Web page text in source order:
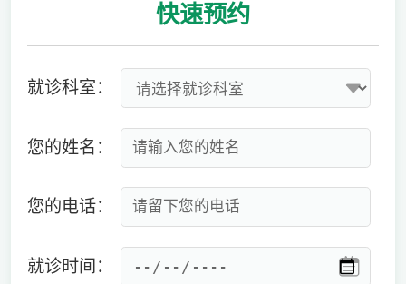
快速预约
就诊科室：
您的姓名：
您的电话：
就诊时间：